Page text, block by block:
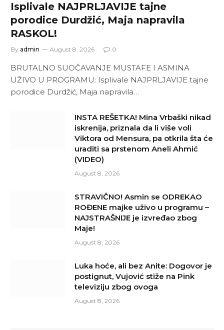
Isplivale NAJPRLJAVIJE tajne
porodice Durdžić, Maja napravila
RASKOL!
By admin August 8, 2026 0
BRUTALNO SUOČAVANJE MUSTAFE I ASMINA
UŽIVO U PROGRAMU: Isplivale NAJPRLJAVIJE tajne
porodice Durdžić, Maja napravila…
INSTA REŠETKA! Mina Vrbaški nikad
iskrenija, priznala da li više voli
Viktora od Mensura, pa otkrila šta će
uraditi sa prstenom Aneli Ahmić
(VIDEO)
August 8, 2026
STRAVIČNO! Asmin se ODREKAO
ROĐENE majke uživo u programu –
NAJSTRAŠNIJE je izvređao zbog
Maje!
August 8, 2026
Luka hoće, ali bez Anite: Dogovor je
postignut, Vujović stiže na Pink
televiziju zbog ovoga
August 8, 2026